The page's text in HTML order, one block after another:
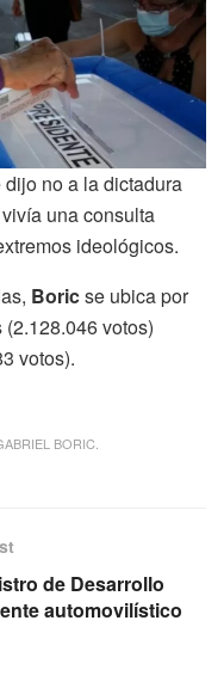
no a la dictadura
una consulta
ideológicos.
Boricse ubica por
votos)
votos).
BORIC.
de Desarrollo
automovilístico